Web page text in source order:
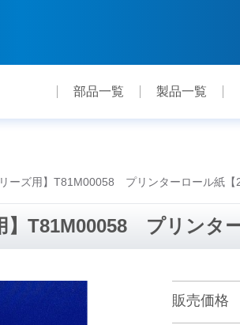
部品一覧 製品一覧
リーズ用】T81M00058 プリンターロール紙【2
】T81M00058 プリンタ
販売価格